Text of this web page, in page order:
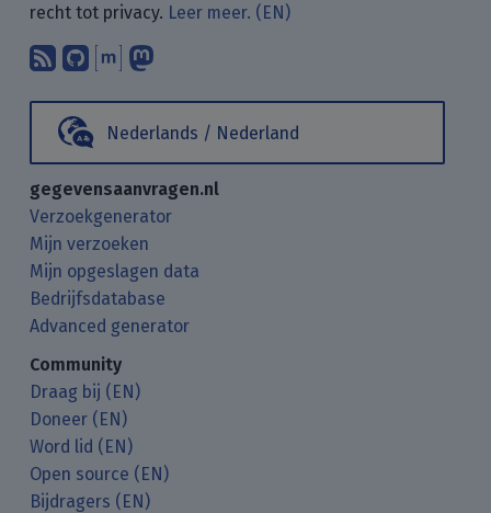
recht tot privacy. Leer meer. (EN)
Abonneer op onze blogposts met
Vind ons op GitHub.
Praat met ons via Matrix.
Nederlands / Nederland
gegevensaanvragen.nl
Verzoekgenerator
Mijn verzoeken
Mijn opgeslagen data
Bedrijfsdatabase
Advanced generator
Community
Draag bij (EN)
Doneer (EN)
Word lid (EN)
Open source (EN)
Bijdragers (EN)